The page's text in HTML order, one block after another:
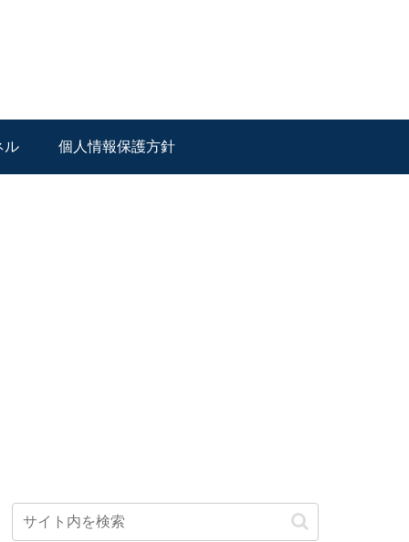
ル 個人情報保護方針